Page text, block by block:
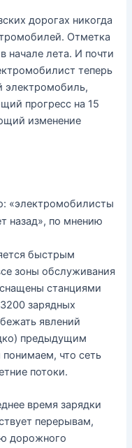
дорогах никогда
Отметка
начале лета. И почти
теперь
электромобиль,
прогресс на 15
изменение
«электромобилисты
назад», по мнению
быстрым
зоны обслуживания
станциями
зарядных
явлений
предыдущим
что сеть
потоки.
время зарядки
перерывам,
дорожного